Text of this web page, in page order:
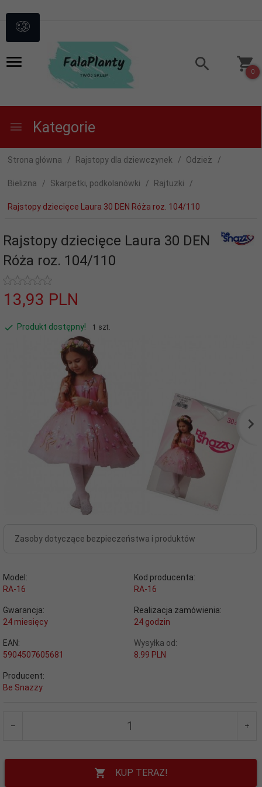
0
Kategorie
Strona główna Rajstopy dla dziewczynek Odzież
Bielizna Skarpetki, podkolanówki Rajtuzki
Rajstopy dziecięce Laura 30 DEN Róża roz. 104/110
Rajstopy dziecięce Laura 30 DEN
Róża roz. 104/110
13,93 PLN
Produkt dostępny! 1 szt.
Zasoby dotyczące bezpieczeństwa i produktów
Model:
RA-16
Kod producenta:
RA-16
Gwarancja:
24 miesięcy
Realizacja zamówienia:
24 godzin
EAN:
5904507605681
Wysyłka od:
8.99 PLN
Producent:
Be Snazzy
KUP TERAZ!